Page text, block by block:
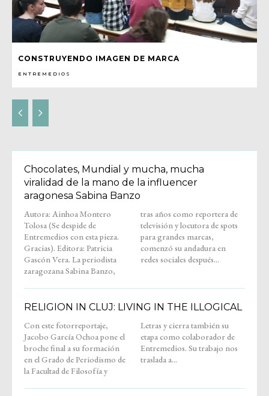
CONSTRUYENDO IMAGEN DE MARCA
ENTREMEDIOS
Chocolates, Mundial y mucha, mucha
viralidad de la mano de la influencer
aragonesa Sabina Banzo
Autora: Ainhoa Montero
Tolosa (Se despide de
Entremedios con esta pieza.
Gracias). Editora: Patricia
Gascón Vera. La periodista
zaragozana Sabina Banzo,
tras años como reportera de
televisión y locutora de spots
para grandes marcas,
comenzó su andadura en
redes sociales después...
RELIGION IN CLUJ: LIVING IN THE ILLOGICAL
Con este fotorreportaje,
Jacobo García Ochoa pone el
broche final a su formación
en el Grado de Periodismo de
la Facultad de Filosofía y
Letras y cierra también su
etapa como colaborador de
Entremedios. Su trabajo nos
traslada a...